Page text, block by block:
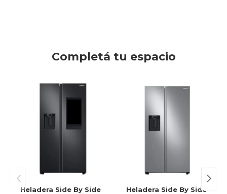
Completá tu espacio
Heladera Side By Side
Heladera Side By Side